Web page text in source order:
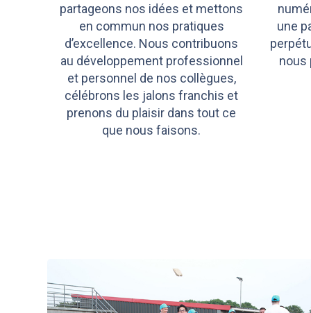
partageons nos idées et mettons
en commun nos pratiques
d’excellence. Nous contribuons
au développement professionnel
et personnel de nos collègues,
célébrons les jalons franchis et
prenons du plaisir dans tout ce
que nous faisons.
une
nous